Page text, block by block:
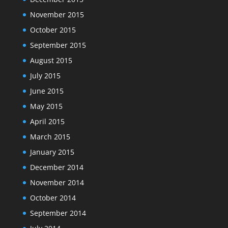
November 2015
October 2015
September 2015
August 2015
July 2015
June 2015
May 2015
April 2015
March 2015
January 2015
December 2014
November 2014
October 2014
September 2014